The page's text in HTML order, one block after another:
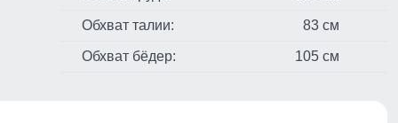
Обхват талии: 83 см
Обхват бёдер: 105 см